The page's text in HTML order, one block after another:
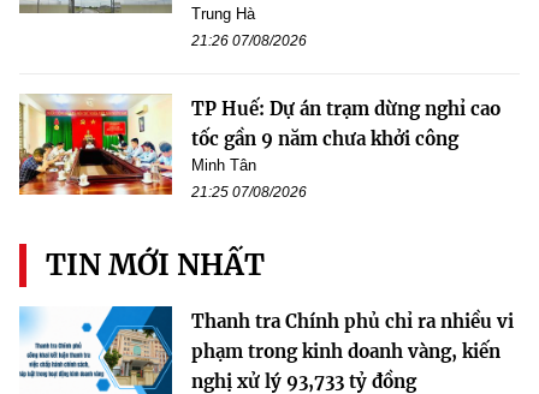
Trung Hà
21:26 07/08/2026
TP Huế: Dự án trạm dừng nghỉ cao
tốc gần 9 năm chưa khởi công
Minh Tân
21:25 07/08/2026
TIN MỚI NHẤT
Thanh tra Chính phủ chỉ ra nhiều vi
phạm trong kinh doanh vàng, kiến
nghị xử lý 93,733 tỷ đồng